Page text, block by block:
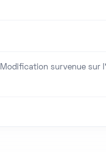
Modification survenue sur